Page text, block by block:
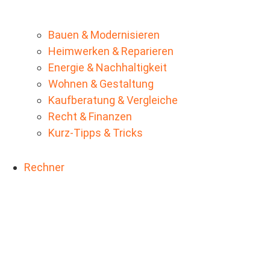
Bauen & Modernisieren
Heimwerken & Reparieren
Energie & Nachhaltigkeit
Wohnen & Gestaltung
Kaufberatung & Vergleiche
Recht & Finanzen
Kurz-Tipps & Tricks
Rechner